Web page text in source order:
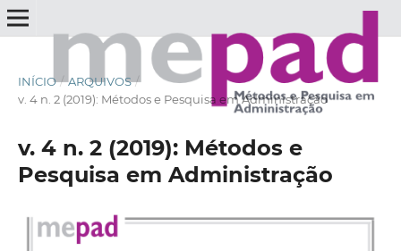
INÍCIO / ARQUIVOS /
v. 4 n. 2 (2019): Métodos e Pesquisa em Administração
v. 4 n. 2 (2019): Métodos e
Pesquisa em Administração